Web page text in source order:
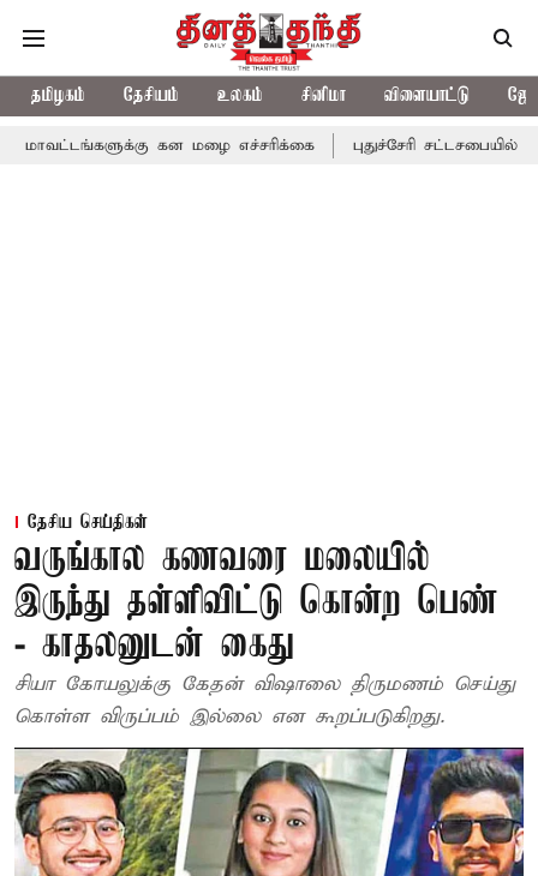
தமிழகம் தேசியம் உலகம் சினிமா விளையாட்டு
கன மழை எச்சரிக்கை புதுச்சேரி சட்டசபையில் வரும்
தேசிய செய்திகள்
வருங்கால கணவரை மலையில்
இருந்து தள்ளிவிட்டு கொன்ற பெண்
- காதலனுடன் கைது
சியா கோயலுக்கு கேதன் விஷாலை திருமணம் செய்து
கொள்ள விருப்பம் இல்லை என கூறப்படுகிறது.